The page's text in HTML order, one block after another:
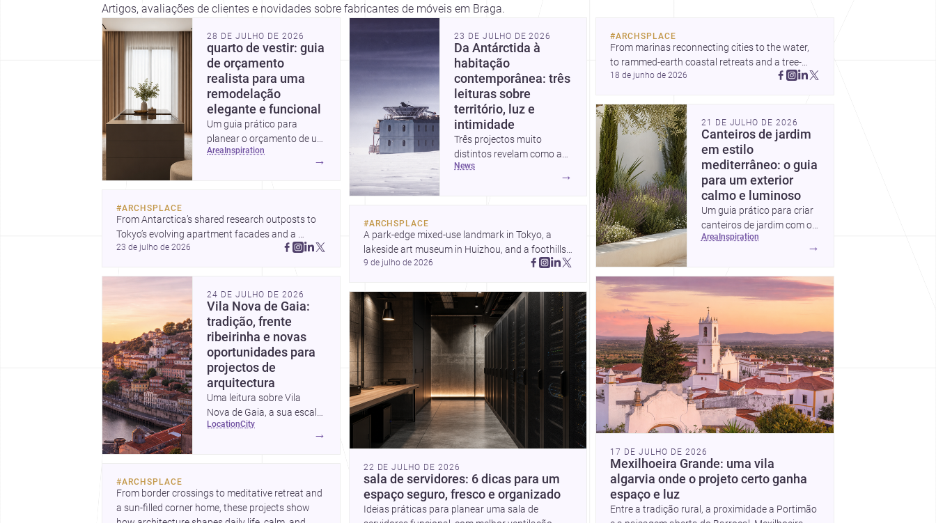
Artigos, avaliações de clientes e novidades sobre fabricantes de móveis em Braga.
28 DE JULHO DE 2026
quarto de vestir: guia
de orçamento
realista para uma
remodelação
elegante e funcional
Um guia prático para
planear o orçamento de um
quarto de vestir em
Portugal, com intervalos de
escondidas.
area inspiration
→
#ARCHSPLACE
From Antarctica’s shared research outposts to
Tokyo’s evolving apartment facades and a
terraced home in Amman, these projects show
23 de julho de 2026
24 DE JULHO DE 2026
Vila Nova de Gaia:
tradição, frente
ribeirinha e novas
oportunidades para
projectos de
arquitectura
Uma leitura sobre Vila
Nova de Gaia, a sua escala
urbana, património
href="https://www.archsplace.pt/arquitetos/porto/vila-
nova-de-
gaia">arquitetos</a> e <a
location city
→
#ARCHSPLACE
From border crossings to meditative retreat and
a sun-filled corner home, these projects show
23 DE JULHO DE 2026
Da Antárctida à
habitação
contemporânea: três
leituras sobre
território, luz e
intimidade
Três projectos muito
distintos revelam como a
arquitectura pode
identidade. Da presença
humana na Antárctida a
um apartamento em
JA, surgem lições
relevantes para arquitectos
em Portugal e além-
fronteiras.
news
→
#ARCHSPLACE
A park-edge mixed-use landmark in Tokyo, a
lakeside art museum in Huizhou, and a foothills
countryside house in Cayambe show
Discover more architecture inspo
9 de julho de 2026
22 DE JULHO DE 2026
sala de servidores: 6 dicas para um
espaço seguro, fresco e organizado
Ideias práticas para planear uma sala de
#ARCHSPLACE
From marinas reconnecting cities to the water,
to rammed-earth coastal retreats and a tree-
filled Osaka rest area, these projects show
belong. Discover more design
18 de junho de 2026
21 DE JULHO DE 2026
Canteiros de jardim
em estilo
mediterrâneo: o guia
para um exterior
calmo e luminoso
Um guia prático para criar
canteiros de jardim com o
charme mediterrâneo:
secos, luminosos, naturais
area inspiration
→
17 DE JULHO DE 2026
Mexilhoeira Grande: uma vila
algarvia onde o projeto certo ganha
espaço e luz
Entre a tradição rural, a proximidade a Portimão